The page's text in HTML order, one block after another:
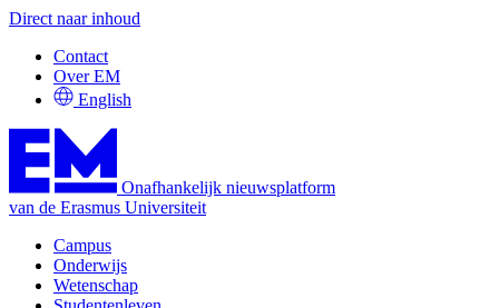
Direct naar inhoud
Contact
Over EM
English
Onafhankelijk nieuwsplatform
van de Erasmus Universiteit
Campus
Onderwijs
Wetenschap